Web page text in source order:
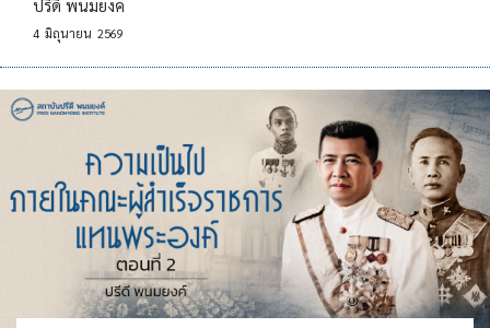
ปรีดี พนมยงค์
4 มิถุนายน 2569